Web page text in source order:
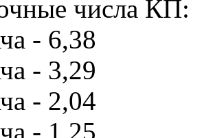
числа КП:
- 6,38
- 3,29
- 2,04
- 1,25